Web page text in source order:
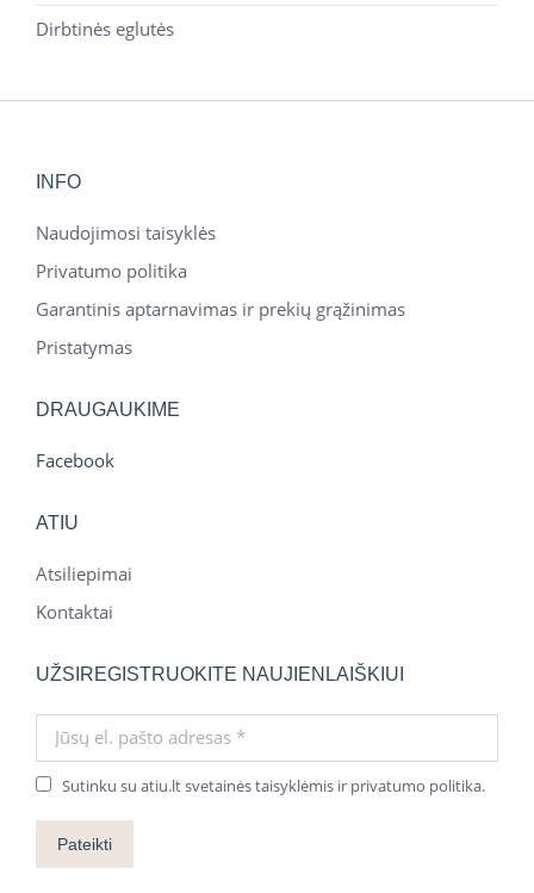
Dirbtinės eglutės
INFO
Naudojimosi taisyklės
Privatumo politika
Garantinis aptarnavimas ir prekių grąžinimas
Pristatymas
DRAUGAUKIME
Facebook
ATIU
Atsiliepimai
Kontaktai
UŽSIREGISTRUOKITE NAUJIENLAIŠKIUI
Jūsų el. pašto adresas *
Sutinku su atiu.lt svetainės taisyklėmis ir privatumo politika.
Pateikti